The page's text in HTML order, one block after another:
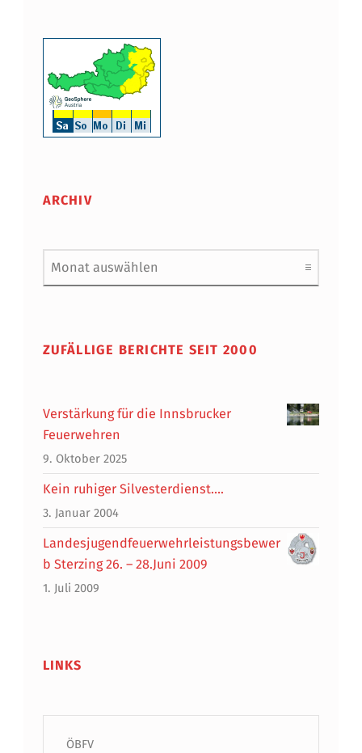
ARCHIV
Archiv
ZUFÄLLIGE BERICHTE SEIT 2000
Verstärkung für die Innsbrucker
Feuerwehren
9. Oktober 2025
Kein ruhiger Silvesterdienst….
3. Januar 2004
Landesjugendfeuerwehrleistungsbewer
b Sterzing 26. – 28.Juni 2009
1. Juli 2009
LINKS
ÖBFV